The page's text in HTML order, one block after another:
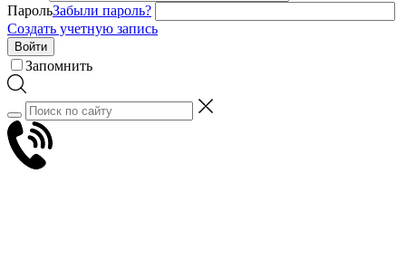
ПарольЗабыли пароль?
Создать учетную запись
Войти
Запомнить